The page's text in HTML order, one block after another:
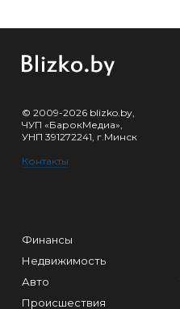
© 2009-2026 blizko.by,
ЧУП «БарокМедиа»,
УНП 391272241, г.Минск
Контакты
Финансы
Недвижимость
Авто
Происшествия